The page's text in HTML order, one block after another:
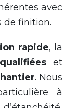
avec
de finition.
rapide, la
et
. Nous
à